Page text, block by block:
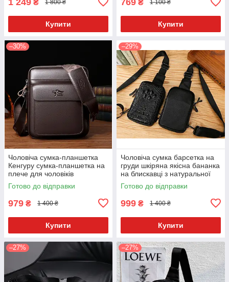
₴ 1 800 ₴
Купити
₴ 1 100 ₴
Купити
–30%
Чоловіча сумка-планшетка
Кенгуру сумка-планшетка на
плече для чоловіків
Готово до відправки
979 ₴ 1 400 ₴
Купити
–29%
Чоловіча сумка барсетка на
груди шкіряна якісна бананка
на блискавці з натуральної
шкіри
Готово до відправки
999 ₴ 1 400 ₴
Купити
–27% –27%